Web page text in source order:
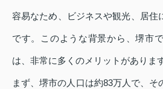
容易なため、ビジネスや観光、居住
です。このような背景から、堺市
は、非常に多くのメリットがあります
まず、堺市の人口は約83万人で、そ